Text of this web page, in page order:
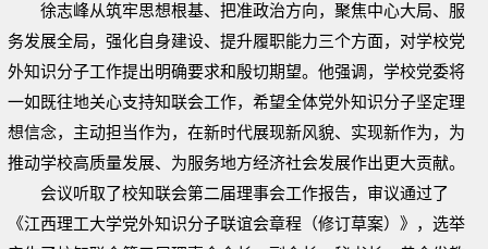
徐志峰从筑牢思想根基、把准政治方向，聚焦中心大局、服
务发展全局，强化自身建设、提升履职能力三个方面，对学校党
外知识分子工作提出明确要求和殷切期望。他强调，学校党委将
一如既往地关心支持知联会工作，希望全体党外知识分子坚定理
想信念，主动担当作为，在新时代展现新风貌、实现新作为，为
推动学校高质量发展、为服务地方经济社会发展作出更大贡献。
会议听取了校知联会第二届理事会工作报告，审议通过了
《江西理工大学党外知识分子联谊会章程（修订草案）》，选举